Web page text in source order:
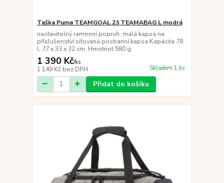
Taška Puma TEAMGOAL 23 TEAMABAG L modrá
nastavitelný ramenní popruh, malá kapsa na
příslušenství,síťovaná postranní kapsa Kapacita 78
l, 77 x 33 x 32 cm, Hmotnot 580 g
1 390 Kč/ks
1 149 Kč bez DPH Skladem 1 ks
Přidat do košíku